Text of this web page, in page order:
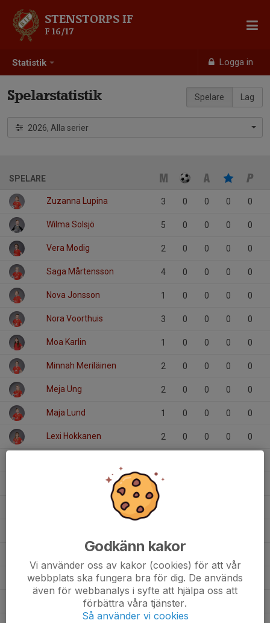
Statistik Logga in
STENSTORPS IF
F 16/17
Spelare Lag
Spelarstatistik
2026, Alla serier
SPELARE
Zuzanna Lupina 3 0 0 0 0
Wilma Solsjö 5 0 0 0 0
Vera Modig 2 0 0 0 0
Saga Mårtensson 4 0 0 0 0
Nova Jonsson 1 0 0 0 0
Nora Voorthuis 3 0 0 0 0
Moa Karlin 1 0 0 0 0
Minnah Meriläinen 2 0 0 0 0
Meja Ung 2 0 0 0 0
Maja Lund 1 0 0 0 0
Lexi Hokkanen 2 0 0 0 0
3
5 0
Elina Lovén 3 0 0
Decibel Rabe Andersson 1 0
Godkänn kakor
Vi använder oss av kakor (cookies) för att vår
webbplats ska fungera bra för dig. De används
även för webbanalys i syfte att hjälpa oss att
förbättra våra tjänster.
Så använder vi cookies